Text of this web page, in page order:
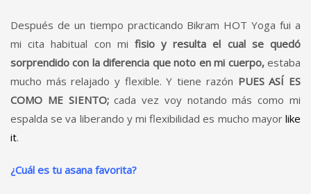
Después de un tiempo practicando Bikram HOT Yoga fui a
mi cita habitual con mi fisio y resulta el cual se quedó
sorprendido con la diferencia que noto en mi cuerpo,estaba
mucho más relajado y flexible. Y tiene razón PUES ASÍ ES
COMO ME SIENTO;cada vez voy notando más como mi
espalda se va liberando y mi flexibilidad es mucho mayor like
it.
¿Cuál es tu asana favorita?